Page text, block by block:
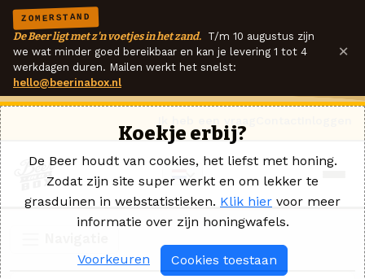
ZOMERSTAND
De Beer ligt met z'n voetjes in het zand. T/m 10 augustus zijn
we wat minder goed bereikbaar en kan je levering 1 tot 4
werkdagen duren. Mailen werkt het snelst:
hello@beerinabox.nl
×
Koekje erbij?
De Beer houdt van cookies, het liefst met honing.
Zodat zijn site super werkt en om lekker te
grasduinen in webstatistieken. Klik hier voor meer
informatie over zijn honingwafels.
Voorkeuren Cookies toestaan